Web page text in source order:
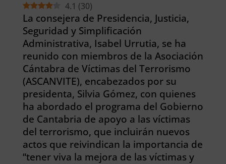
4.1 (30)
La consejera de Presidencia, Justicia,
Seguridad y Simplificación
Administrativa, Isabel Urrutia, se ha
reunido con miembros de la Asociación
Cántabra de Víctimas del Terrorismo
(ASCANVITE), encabezados por su
presidenta, Silvia Gómez, con quienes
ha abordado el programa del Gobierno
de Cantabria de apoyo a las víctimas
del terrorismo, que incluirán nuevos
actos que reivindican la importancia de
“tener viva la mejora de las víctimas y